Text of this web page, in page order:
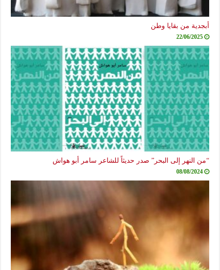
أبجدية من بقايا وطن
22/06/2025
“من النهر إلى البحر” صدر حديثاً للشاعر سامر أبو هواش
08/08/2024